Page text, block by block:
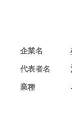
企業名
代表者名
業種